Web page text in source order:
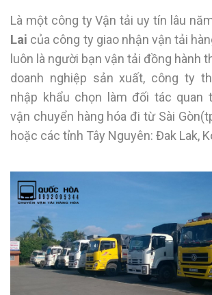
Là một công ty Vận tải uy tín lâu
Lai của công ty giao nhận vận tải
luôn là người bạn vận tải đồng hành
doanh nghiệp sản xuất, công ty
nhập khẩu chọn làm đối tác quan
vận chuyển hàng hóa đi từ Sài
hoặc các tỉnh Tây Nguyên: Đak Lak,